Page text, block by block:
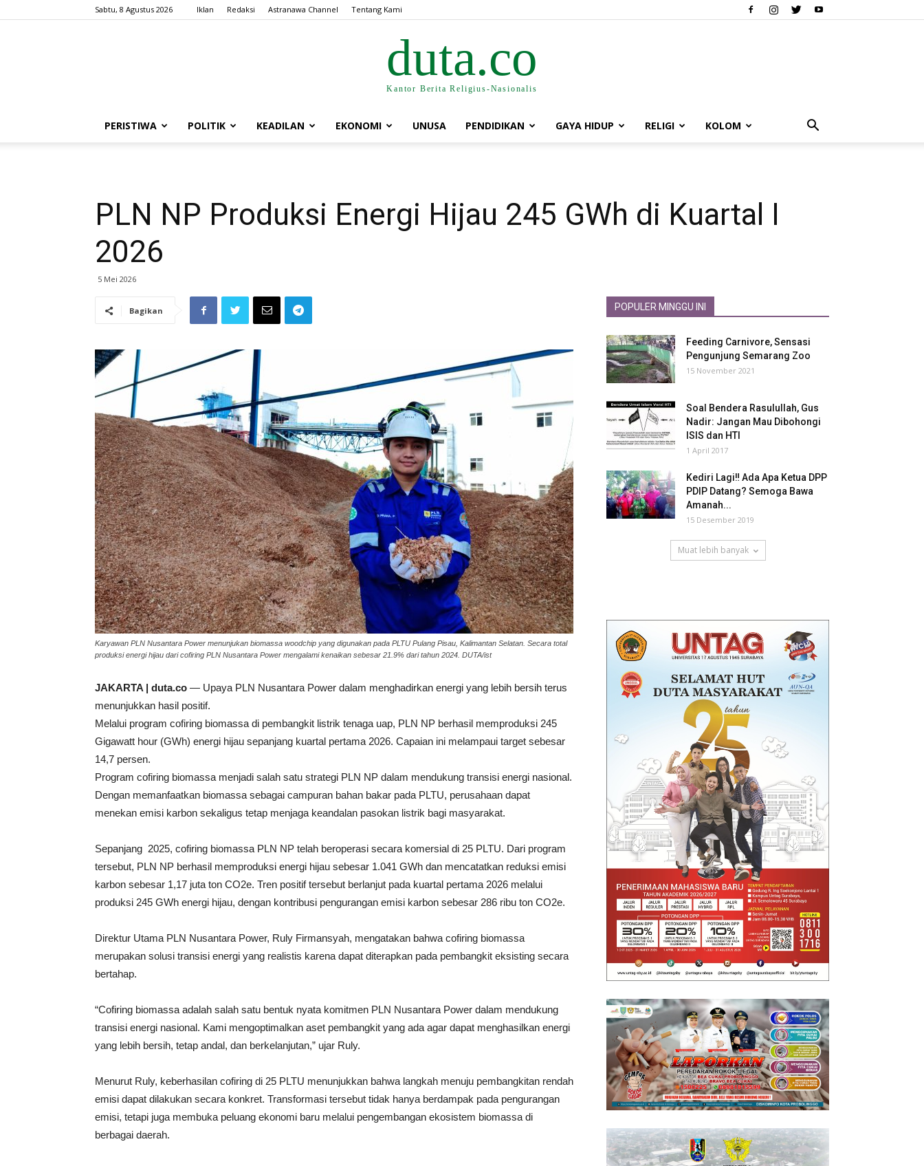
Sabtu, 8 Agustus 2026 Iklan Redaksi Astranawa Channel Tentang Kami
duta.co
Kantor Berita Religius-Nasionalis
PERISTIWA POLITIK KEADILAN EKONOMI UNUSA PENDIDIKAN GAYA HIDUP RELIGI KOLOM
PLN NP Produksi Energi Hijau 245 GWh di Kuartal I
2026
5 Mei 2026
Bagikan
Karyawan PLN Nusantara Power menunjukan biomassa woodchip yang digunakan pada PLTU Pulang Pisau, Kalimantan Selatan. Secara total
produksi energi hijau dari cofiring PLN Nusantara Power mengalami kenaikan sebesar 21.9% dari tahun 2024. DUTA/ist
JAKARTA | duta.co — Upaya PLN Nusantara Power dalam menghadirkan energi yang lebih bersih terus
menunjukkan hasil positif.
Melalui program cofiring biomassa di pembangkit listrik tenaga uap, PLN NP berhasil memproduksi 245
Gigawatt hour (GWh) energi hijau sepanjang kuartal pertama 2026. Capaian ini melampaui target sebesar
14,7 persen.
Program cofiring biomassa menjadi salah satu strategi PLN NP dalam mendukung transisi energi nasional.
Dengan memanfaatkan biomassa sebagai campuran bahan bakar pada PLTU, perusahaan dapat
menekan emisi karbon sekaligus tetap menjaga keandalan pasokan listrik bagi masyarakat.
Sepanjang 2025, cofiring biomassa PLN NP telah beroperasi secara komersial di 25 PLTU. Dari program
tersebut, PLN NP berhasil memproduksi energi hijau sebesar 1.041 GWh dan mencatatkan reduksi emisi
karbon sebesar 1,17 juta ton CO2e. Tren positif tersebut berlanjut pada kuartal pertama 2026 melalui
produksi 245 GWh energi hijau, dengan kontribusi pengurangan emisi karbon sebesar 286 ribu ton CO2e.
Direktur Utama PLN Nusantara Power, Ruly Firmansyah, mengatakan bahwa cofiring biomassa
merupakan solusi transisi energi yang realistis karena dapat diterapkan pada pembangkit eksisting secara
bertahap.
“Cofiring biomassa adalah salah satu bentuk nyata komitmen PLN Nusantara Power dalam mendukung
transisi energi nasional. Kami mengoptimalkan aset pembangkit yang ada agar dapat menghasilkan energi
yang lebih bersih, tetap andal, dan berkelanjutan,” ujar Ruly.
Menurut Ruly, keberhasilan cofiring di 25 PLTU menunjukkan bahwa langkah menuju pembangkitan rendah
emisi dapat dilakukan secara konkret. Transformasi tersebut tidak hanya berdampak pada pengurangan
emisi, tetapi juga membuka peluang ekonomi baru melalui pengembangan ekosistem biomassa di
berbagai daerah.
POPULER MINGGU INI
Feeding Carnivore, Sensasi
Pengunjung Semarang Zoo
15 November 2021
Soal Bendera Rasulullah, Gus
Nadir: Jangan Mau Dibohongi
ISIS dan HTI
1 April 2017
Kediri Lagi‼ Ada Apa Ketua DPP
PDIP Datang? Semoga Bawa
Amanah...
15 Desember 2019
Muat lebih banyak